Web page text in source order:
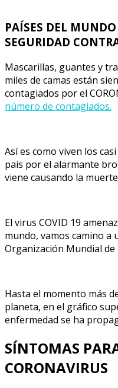
PAÍSES DEL
SEGURIDAD
Mascarillas, guantes y
miles de camas están
contagiados por el
número de contagiados.
Así es como viven los
país por el alarmante
viene causando la
El virus COVID 19
mundo, vamos camino a
Organización Mundial de
Hasta el momento más
planeta, en el gráfico
enfermedad se ha
SÍNTOMAS
CORONAVIRUS